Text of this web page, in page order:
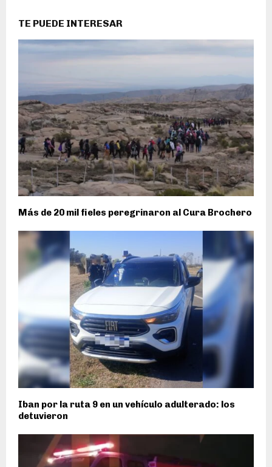
TE PUEDE INTERESAR
Más de 20 mil fieles peregrinaron al Cura Brochero
Iban por la ruta 9 en un vehículo adulterado: los
detuvieron